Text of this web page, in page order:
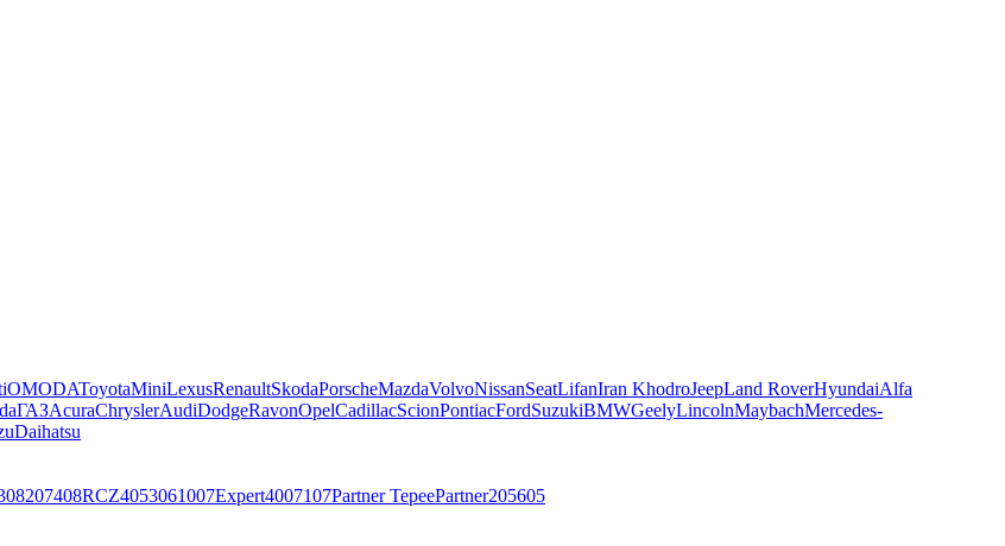
OMODAToyotaMiniLexusRenaultSkodaPorscheMazdaVolvoNissanSeatLifanIran KhodroJeepLand RoverHyundaiAlfa
ГАЗAcuraChryslerAudiDodgeRavonOpelCadillacScionPontiacFordSuzukiBMWGeelyLincolnMaybachMercedes-
Daihatsu
207408RCZ4053061007Expert4007107Partner TepeePartner205605